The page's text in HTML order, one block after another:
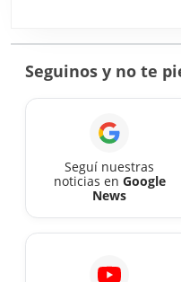
hasta
con
nueva
Seguinos y no te
Seguí nuestras
noticias en Google
News